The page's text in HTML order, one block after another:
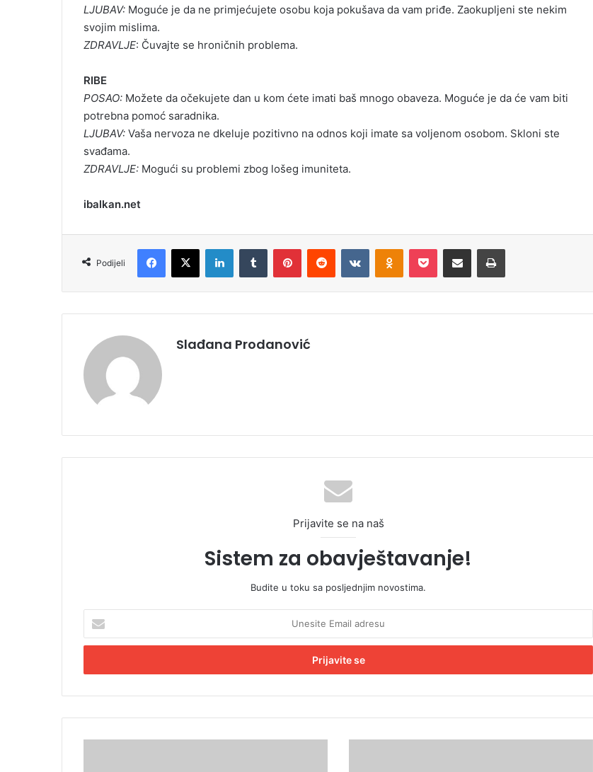
LJUBAV: Moguće je da ne primjećujete osobu koja pokušava da vam priđe. Zaokupljeni ste nekim
svojim mislima.
ZDRAVLJE: Čuvajte se hroničnih problema.
RIBE
POSAO: Možete da očekujete dan u kom ćete imati baš mnogo obaveza. Moguće je da će vam biti
potrebna pomoć saradnika.
LJUBAV: Vaša nervoza ne dkeluje pozitivno na odnos koji imate sa voljenom osobom. Skloni ste
svađama.
ZDRAVLJE: Mogući su problemi zbog lošeg imuniteta.
ibalkan.net
Podijeli
Slađana Prodanović
Prijavite se na naš
Sistem za obavještavanje!
Budite u toku sa posljednjim novostima.
e
i
E